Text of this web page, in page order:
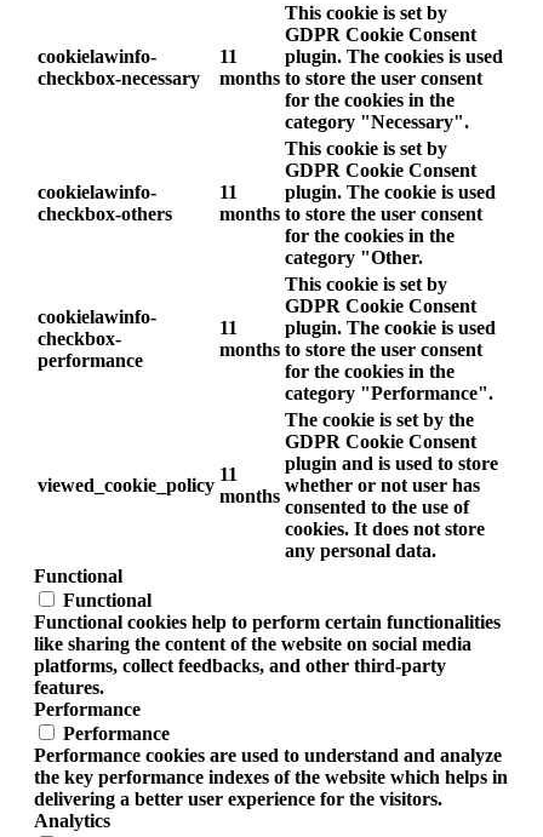
cookielawinfo-
checkbox-necessary
11
months
This cookie is set by
GDPR Cookie Consent
plugin. The cookies is used
to store the user consent
for the cookies in the
category "Necessary".
cookielawinfo-
checkbox-others
11
months
This cookie is set by
GDPR Cookie Consent
plugin. The cookie is used
to store the user consent
for the cookies in the
category "Other.
cookielawinfo-
checkbox-
performance
11
months
This cookie is set by
GDPR Cookie Consent
plugin. The cookie is used
to store the user consent
for the cookies in the
category "Performance".
viewed_cookie_policy
11
months
The cookie is set by the
GDPR Cookie Consent
plugin and is used to store
whether or not user has
consented to the use of
cookies. It does not store
any personal data.
Functional
Functional
Functional cookies help to perform certain functionalities
like sharing the content of the website on social media
platforms, collect feedbacks, and other third-party
features.
Performance
Performance
Performance cookies are used to understand and analyze
the key performance indexes of the website which helps in
delivering a better user experience for the visitors.
Analytics